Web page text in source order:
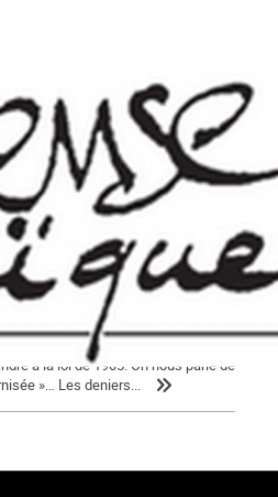
Eglises et de l’Etat : Cent-dix ans…
que les gouvernements successifs
à la loi de 1905. On nous parle de
»… Les deniers...